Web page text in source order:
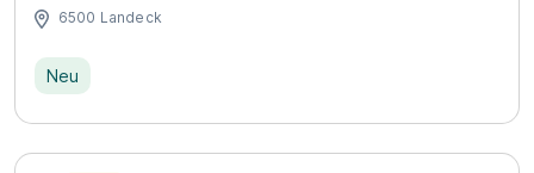
6500 Landeck
Neu